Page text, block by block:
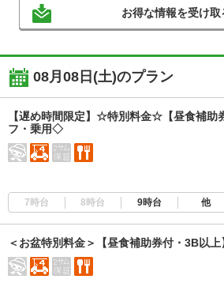
お得な情報を受け取
08月08日(土)のプラン
【遅め時間限定】☆特別料金☆【昼食補助
フ・乗用◇
7時台 8時台 9時台 他
＜お盆特別料金＞【昼食補助券付・3B以